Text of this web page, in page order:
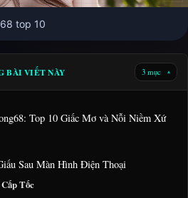
top 10
BÀI VIẾT NÀY 3 mục ▾
Top 10 Giấc Mơ và Nỗi Niềm Xứ
Sau Màn Hình Điện Thoại
Tốc